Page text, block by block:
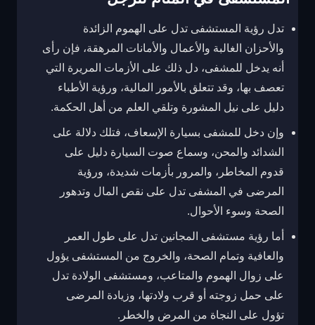
تدل رؤية المستشفى تدل على الهموم الزائدة
والأحزان الغالبة والأعمال والأمانات المرهقة، فإن رأى
أنه يدخل للمشفى، دل ذلك على الأزمات المريرة التي
تعصف بها، وقد تتعلق بالأمور المالية، ورؤية الأطباء
دليل على نيل المشورة وتلقي العلم من أهل الحكمة.
وإن دخل للمشفى بسيارة الإسعاف، فتلك دلالة على
الشدائد والمحن، وسماع صوت السيارة دليل على
قدوم المخاطر، والمرور بأزمات شديدة، ورؤية
المرضى في المشفى تدل على نقص المال وتدهور
الصحة وسوء الأحوال.
أما رؤية مستشفى المجانين تدل على طول العمر
والعافية وتمام الصحة، والخروج من المستشفى يؤول
على زوال الهموم والمتاعب، ومستشفى الولادة تدل
على حمل زوجته أو قرب ولادتها، وزيادة المرضى
تؤول على النجاة من المرض والخطر.